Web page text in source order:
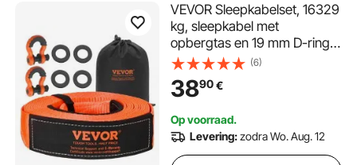
staaldraad 6 mm auto dent tools
6 mm diamantboor 6 mm forstner bit
cnc 25 auto op aanhanger
VEVOR Sleepkabelset, 16329
kg, sleepkabel met
opbergtas en 19 mm D-ring
sluiting, zware noodkabel
voor SUV's, pick-ups,
vrachtwagens, boten,
m
(6)
3890€
Op voorraad.
Levering:zodra Wo. Aug. 12